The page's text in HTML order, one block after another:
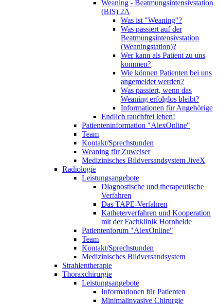
Weaning - Beatmungsintensivstation
(BIS) 2A
Was ist "Weaning"?
Was passiert auf der
Beatmungsintensivstation
(Weaningstation)?
Wer kann als Patient zu uns
kommen?
Wie können Patienten bei uns
angemeldet werden?
Was passiert, wenn das
Weaning erfolglos bleibt?
Informationen für Angehörige
Endlich rauchfrei leben!
Patienteninformation "AlexOnline"
Team
Kontakt/Sprechstunden
Weaning für Zuweiser
Medizinisches Bildversandsystem JiveX
Radiologie
Leistungsangebote
Diagnostische und therapeutische
Verfahren
Das TAPE-Verfahren
Katheterverfahren und Kooperation
mit der Fachklinik Hornheide
Patientenforum "AlexOnline"
Team
Kontakt/Sprechstunden
Medizinisches Bildversandsystem
Strahlentherapie
Thoraxchirurgie
Leistungsangebote
Informationen für Patienten
Minimalinvasive Chirurgie